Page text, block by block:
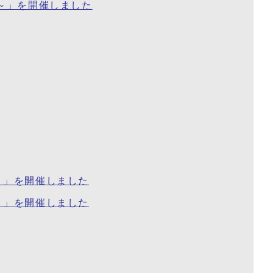
」を開催しました
を開催しました
を開催しました